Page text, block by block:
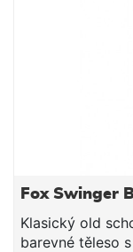
2048208 1
2048204 4
Fox Swinger
Klasický old
barevné těleso